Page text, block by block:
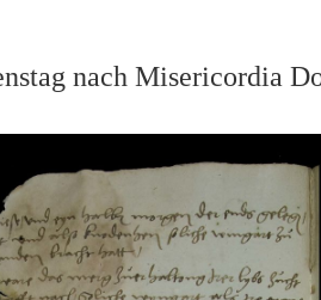
nach Misericordia